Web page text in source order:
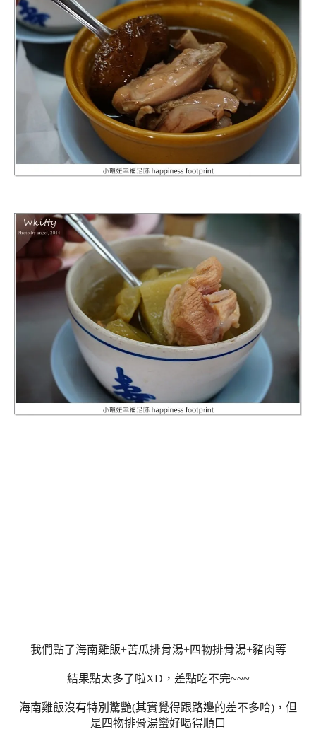
我們點了海南雞飯+苦瓜排骨湯+四物排骨湯+豬肉等
結果點太多了啦XD，差點吃不完~~~
海南雞飯沒有特別驚艷(其實覺得跟路邊的差不多哈)，但
是四物排骨湯蠻好喝得順口